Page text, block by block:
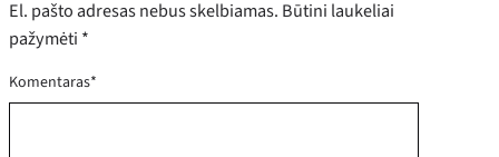
El. pašto adresas nebus skelbiamas. Būtini laukeliai
pažymėti *
Komentaras*